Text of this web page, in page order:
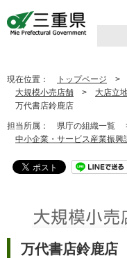
現在位置： トップページ >
大規模小売店舗 > 大店立
万代書店鈴鹿店
担当所属： 県庁の組織一覧
中小企業・サービス産業振興
万代書店鈴鹿店